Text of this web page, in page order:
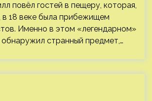
повёл гостей в пещеру, которая,
в 18 веке была прибежищем
Именно в этом «легендарном»
странный предмет,…